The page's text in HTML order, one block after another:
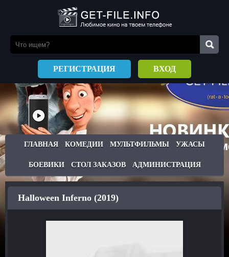
РЕГИСТРАЦИЯ ВХОД
ГЛАВНАЯ КОМЕДИИ МУЛЬТФИЛЬМЫ УЖАСЫ
БОЕВИКИ СТОЛ ЗАКАЗОВ АДМИНИСТРАЦИЯ
Halloween Inferno (2019)